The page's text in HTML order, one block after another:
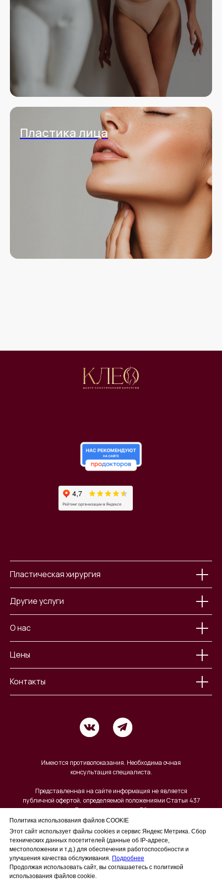
Пластика лица
Политика использования файлов COOKIE
Этот сайт использует файлы cookies и сервис Яндекс Метрика. Сбор
технических данных посетителей (данные об IP-адресе,
местоположении и т.д.) для обеспечения работоспособности и
улучшения качества обслуживания. Подробнее
Продолжая использовать сайт, вы соглашаетесь с политикой
использования файлов cookie.
Пластическая хирургия
Другие услуги
О нас
Цены
Контакты